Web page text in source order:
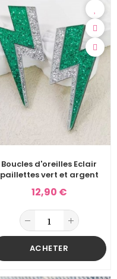
Boucles d'oreilles Eclair
paillettes vert et argent
12,90 €
ACHETER